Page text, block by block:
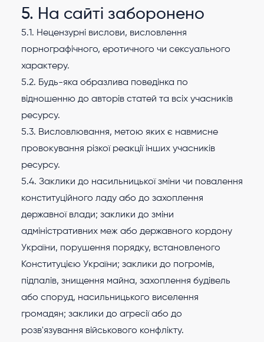
5. На сайті заборонено
5.1. Нецензурні вислови, висловлення
порнографічного, еротичного чи сексуального
характеру.
5.2. Будь-яка образлива поведінка по
відношенню до авторів статей та всіх учасників
ресурсу.
5.3. Висловлювання, метою яких є навмисне
провокування різкої реакції інших учасників
ресурсу.
5.4. Заклики до насильницької зміни чи повалення
конституційного ладу або до захоплення
державної влади; заклики до зміни
адміністративних меж або державного кордону
України, порушення порядку, встановленого
Конституцією України; заклики до погромів,
підпалів, знищення майна, захоплення будівель
або споруд, насильницького виселення
громадян; заклики до агресії або до
розв'язування військового конфлікту.